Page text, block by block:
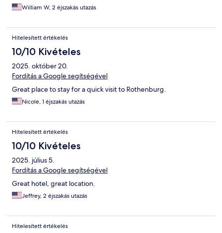
William W, 2 éjszakás utazás
Hitelesített értékelés
10/10 Kivételes
2025. október 20.
Fordítás a Google segítségével
Great place to stay for a quick visit to Rothenburg.
Nicole, 1 éjszakás utazás
Hitelesített értékelés
10/10 Kivételes
2025. július 5.
Fordítás a Google segítségével
Great hotel, great location.
Jeffrey, 2 éjszakás utazás
Hitelesített értékelés